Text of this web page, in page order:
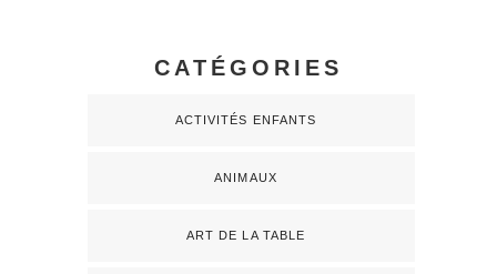
CATÉGORIES
ACTIVITÉS ENFANTS
ANIMAUX
ART DE LA TABLE